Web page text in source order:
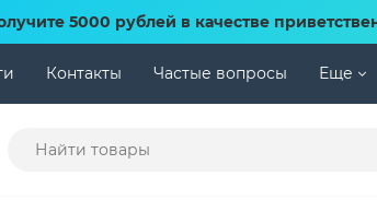
5000 рублей в качестве
Контакты Частые вопросы Еще